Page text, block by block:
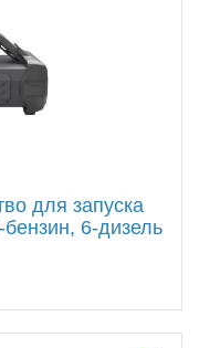
для запуска
6-дизель